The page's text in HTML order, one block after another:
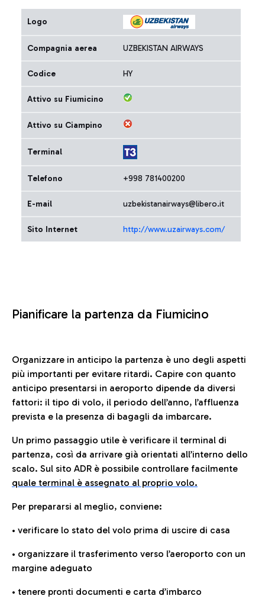
Logo
Compagnia aerea UZBEKISTAN AIRWAYS
Codice HY
Attivo su Fiumicino
Attivo su Ciampino
Terminal
Telefono +998 781400200
E-mail uzbekistanairways@libero.it
Sito Internet http://www.uzairways.com/
Pianificare la partenza da Fiumicino
Organizzare in anticipo la partenza è uno degli aspetti
più importanti per evitare ritardi. Capire con quanto
anticipo presentarsi in aeroporto dipende da diversi
fattori: il tipo di volo, il periodo dell’anno, l’affluenza
prevista e la presenza di bagagli da imbarcare.
Un primo passaggio utile è verificare il terminal di
partenza, così da arrivare già orientati all’interno dello
scalo. Sul sito ADR è possibile controllare facilmente
quale terminal è assegnato al proprio volo.
Per prepararsi al meglio, conviene:
• verificare lo stato del volo prima di uscire di casa
• organizzare il trasferimento verso l’aeroporto con un
margine adeguato
• tenere pronti documenti e carta d’imbarco